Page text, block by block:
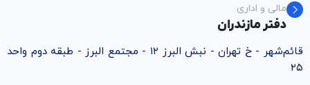
مالی و اداری
دفتر مازندران
قائم‌شهر - خ تهران - نبش البرز ۱۲ - مجتمع البرز - طبقه دوم واحد
۲۵